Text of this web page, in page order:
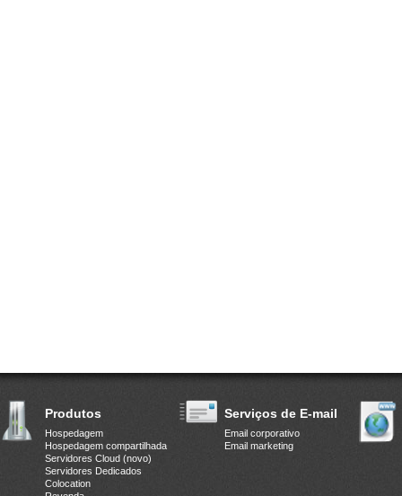
Produtos
Hospedagem
Hospedagem compartilhada
Servidores Cloud (novo)
Servidores Dedicados
Colocation
Serviços de E-mail
Email corporativo
Email marketing